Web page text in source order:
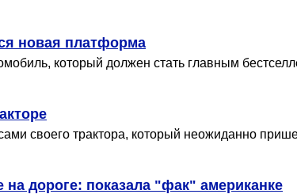
новая платформа
который должен стать главным
своего трактора, который неожиданно
дороге: показала "фак" американке